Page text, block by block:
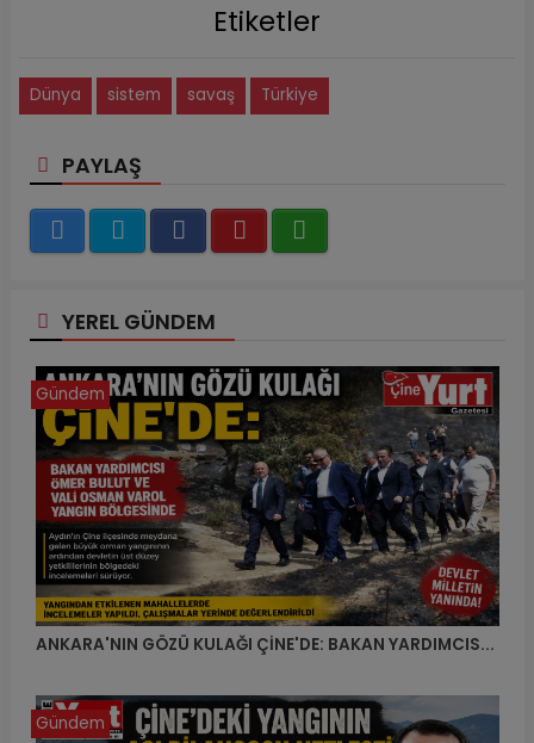
Etiketler
Dünya sistem savaş Türkiye
PAYLAŞ
YEREL GÜNDEM
ANKARA'NIN GÖZÜ KULAĞI ÇİNE'DE: BAKAN YARDIMCIS...
Gündem
Gündem